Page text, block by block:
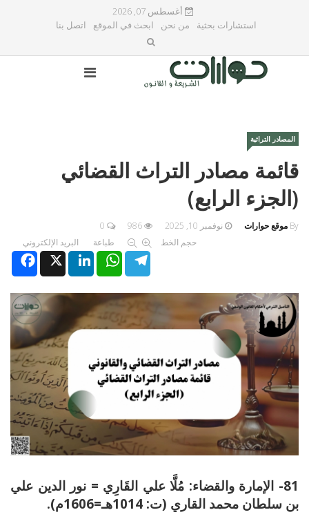
أغسطس 07, 2026
استشارات بحثية
من نحن ابحث في الموقع اتصل بنا
المصادر التراثية
قائمة مصادر التراث القضائي
(الجزء الرابع)
By موقع حوارات نوفمبر 10, 2025
0
حجم الخط
طباعة
البريد الإلكتروني
XLinkedInWhatsAppTelegram
81- الإمارة والقضاء:
مُلَّا علي القَارِي = نور الدين علي
بن سلطان محمد القاري (ت: 1014هـ=1606م).